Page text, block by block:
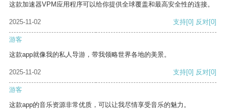
这款加速器VPM应用程序可以给你提供全球覆盖和最高安全性的连接。
2025-11-02 支持[0] 反对[0]
游客
这款app就像我的私人导游，带我领略世界各地的美景。
2025-11-02 支持[0] 反对[0]
游客
这款app的音乐资源非常优质，可以让我尽情享受音乐的魅力。